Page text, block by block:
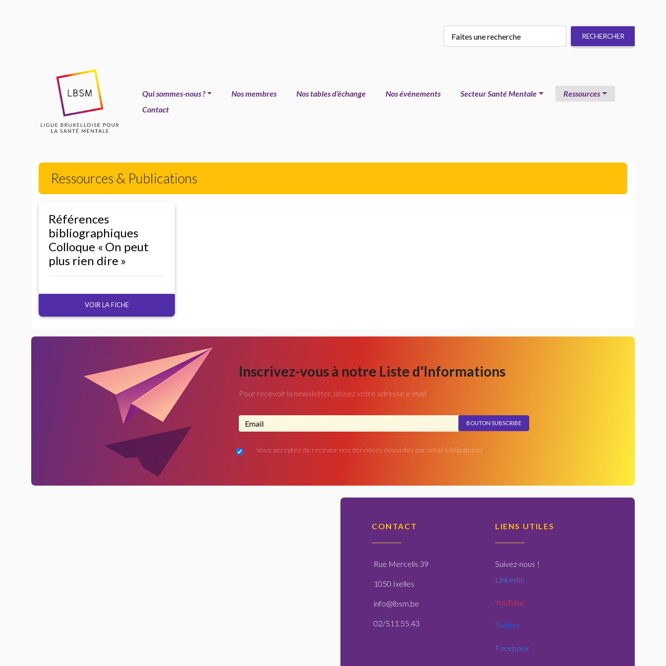
Qui sommes-nous? Nos membres Nos tables d’échange Nos événements Secteur Santé Mentale
Ressources
Contact
Ressources & Publications
Références
bibliographiques
Colloque « On peut
plus rien dire »
VOIR LA FICHE
Inscrivez-vous à notre Liste d'Informations
Pour recevoir la newsletter, laissez votre adresse e-mail
Adresse email...
Vous acceptez de recevoir nos dernières nouvelles par email (obligatoire)
CONTACT
Rue Mercelis 39
1050 Ixelles
info@lbsm.be
02/511.55.43
LIENS UTILES
Suivez-nous !
LinkedIn
YouTube
Twitter
Facebook